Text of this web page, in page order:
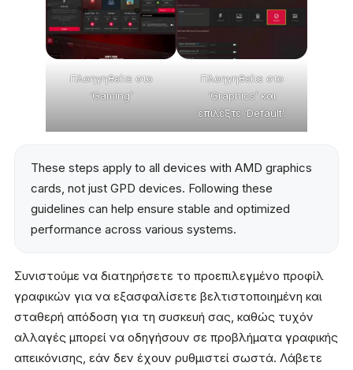
Πλοηγηθείτε στο
‘Gaming’
Πλοηγηθείτε στο
‘Graphics’ και
επιλέξτε ‘Default’.
These steps apply to all devices with AMD graphics
cards, not just GPD devices. Following these
guidelines can help ensure stable and optimized
performance across various systems.
Συνιστούμε να διατηρήσετε το προεπιλεγμένο προφίλ
γραφικών για να εξασφαλίσετε βελτιστοποιημένη και
σταθερή απόδοση για τη συσκευή σας, καθώς τυχόν
αλλαγές μπορεί να οδηγήσουν σε προβλήματα γραφικής
απεικόνισης, εάν δεν έχουν ρυθμιστεί σωστά. Λάβετε